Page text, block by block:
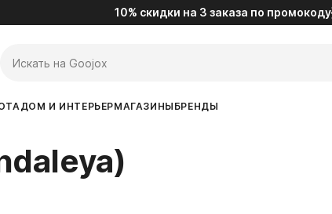
10% скидки на 3 заказа по промокоду
ДОМ И ИНТЕРЬЕРМАГАЗИНЫ БРЕНДЫ